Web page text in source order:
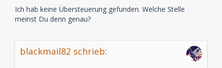
Ich hab keine Übersteuerung gefunden. Welche Stelle
meinst Du denn genau?
blackmail82 schrieb: